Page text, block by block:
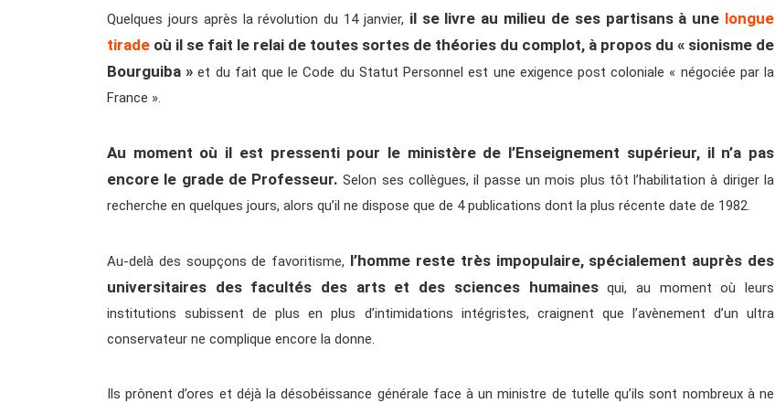
Quelques jours après la révolution du 14 janvier, il se livre au milieu de ses partisans à une longue
tirade où il se fait le relai de toutes sortes de théories du complot, à propos du « sionisme de
Bourguiba » et du fait que le Code du Statut Personnel est une exigence post coloniale « négociée par la
France ».
Au moment où il est pressenti pour le ministère de l’Enseignement supérieur, il n’a pas
encore le grade de Professeur. Selon ses collègues, il passe un mois plus tôt l’habilitation à diriger la
recherche en quelques jours, alors qu’il ne dispose que de 4 publications dont la plus récente date de 1982.
Au-delà des soupçons de favoritisme, l’homme reste très impopulaire, spécialement auprès des
universitaires des facultés des arts et des sciences humainesqui, au moment où leurs
institutions subissent de plus en plus d’intimidations intégristes, craignent que l’avènement d’un ultra
conservateur ne complique encore la donne.
Ils prônent d’ores et déjà la désobéissance générale face à un ministre de tutelle qu’ils sont nombreux à ne